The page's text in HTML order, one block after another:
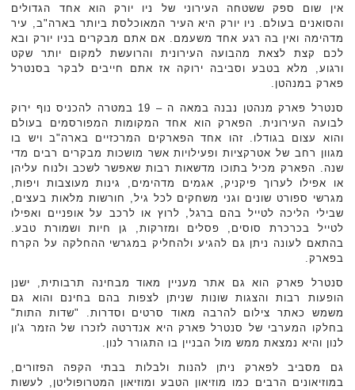
אין שום ספק ששטחה העירוני של ניו יורק הוא אחד הגדולים
והסואנים בעולם. ניו יורק היא העיר המאוכלסת ביותר בארה"ב, עיר
מדהימה ואין בה רגע אחד משעמם. אם אתם מבקרים בניו יורק ובא
לכם קצת לצאת מהבועה העירונית והרועשת למקום יותר שקט
ורגוע, מלא בטבע וסביבה ירוקה אז אתם חייבים לבקר בסנטרל
פארק במנהטן.
סנטרל פארק מנהטן נבנה במאה ה – 19 במטרה להכניס נוף ירוק
לבועה העירונית. הפארק הוא אחד המקומות המפורסמים בעולם
והוא עצום בגודלו. זהו אחד הפארקים המרכזיים בארה"ב ויש בו
מגוון רחב של אטרקציות ופעילויות אשר מושכות מבקרים רבים מדי
שנה. הפארק מכיל בתוכו מדשאות רבות שאפשר לשכב ולנוח עליהן
או אפילו לערוך פיקניק, אגמים מדהימים, גינות מעוצבות ויפות,
מגרשי ספורט שונים וגני משחקים לכל גיל, חורשות מלאות בעצים,
שבילי הליכה לטייל בהם ברגל, לרוץ או לרכב על אופניים ואפילו
לטייל בכרכרת סוסים, פסלים ומזרקות, גן חיות ושמורת טבע.
בהתאם לעונה ניתן גם להגיע ולהחליק במגרשי ההחלקה על הקרח
בפארק.
סנטרל פארק הוא גם אתר מעניין מאוד מבחינה תרבותית, ישנן
הופעות רבות והצגות שונות שניתן לצפות בהם בחינם והוא גם
משמש כאתר צילום להרבה מאוד סרטים וסדרות. "שדות התות"
בחלקו המערבי של סנטרל פארק היא אנדרטה לזכרו של הזמר ג'ון
לנון והיא נמצאת ממש מול הבניין בו התגורר לנון.
גם מסביב לפארק ניתן להנות ולבלות בבתי הקפה הפזורים,
במוזיאונים הרבים כמו מוזיאון הטבע ומוזיאון המטרופוליטן, לעשות